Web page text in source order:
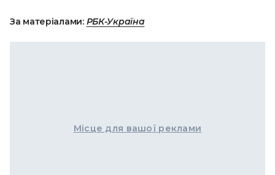
За матеріалами: РБК-Україна
Місце для вашої реклами